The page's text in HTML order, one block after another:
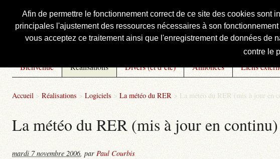
Afin de permettre le fonctionnement correct de ce site des cookies
principales l'ajustement des ressources nécessaires à son
vous acceptez ce traitement ainsi que l'enregistrement de données de
contre le
Courbis, « LE » Blog Officiel
Bienvenue Réalisations Divers (et d’été) Annonces Liens
Accueil > Réalisations > Logiciels > La météo du RER > La météo du RER (mis à jour en
La météo du RER (mis à jour en continu)
mardi 7 novembre 2006, par Paul Courbis